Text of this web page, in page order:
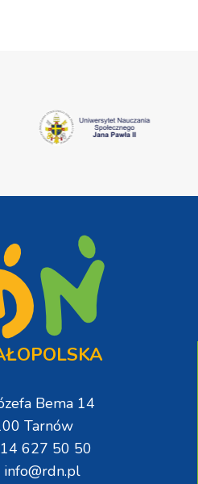
Bema 14
Tarnów
627 50 50